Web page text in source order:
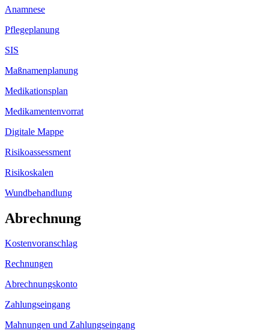
Anamnese
Pflegeplanung
SIS
Maßnamenplanung
Medikationsplan
Medikamentenvorrat
Digitale Mappe
Risikoassessment
Risikoskalen
Wundbehandlung
Abrechnung
Kostenvoranschlag
Rechnungen
Abrechnungskonto
Zahlungseingang
Mahnungen und Zahlungseingang